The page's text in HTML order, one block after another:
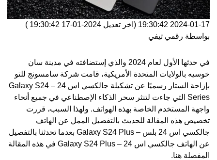
2024-01-17 19:30:42 (اخر تعديل 2024-01-17 19:30:42
)
بواسطة رقمي تيفي
في حدثها الأول لعام 2024 والذي إستضافته في مدينة سان
خوسيه بالولايات المتحدة الأمريكية، قامت شركة سامسونج للتو
بإزاحة الستار رسميًا عن تشكيلة جالكسي اس 24 – Galaxy S24
Series التي جاءت لتنثر سحر الذكاء الإصطناعي في جميع أنحاء
واجهة المستخدم الخاصة بهذه الهواتف. ولهذا السبب، قررت
تخصيص هذه المقالة للحديث بالتفصيل الممل عن الهاتف
جالكسي اس 24 بلس – Galaxy S24 Plus بعدما تحدثنا بالتفصيل
عن الهاتف جالكسي اس 24 – Galaxy S24 Plus في هذه المقالة
المفصلة هنا.